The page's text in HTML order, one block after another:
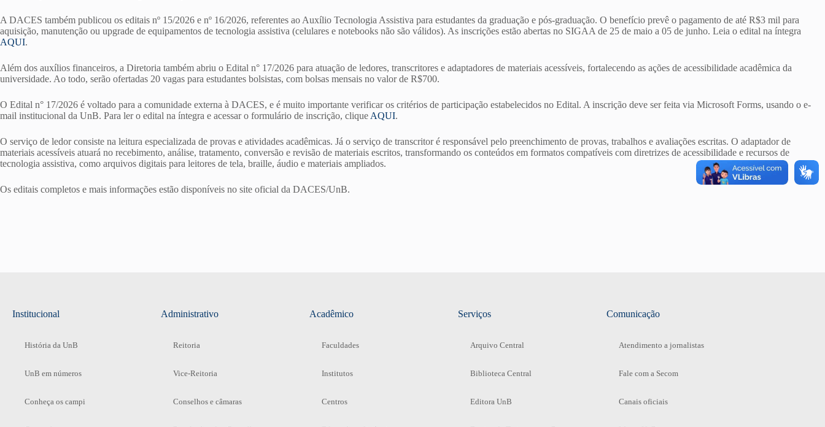
A DACES também publicou os editais nº 15/2026 e nº 16/2026, referentes ao Auxílio Tecnologia Assistiva para estudantes da graduação e pós-graduação. O benefício prevê o pagamento de até R$3 mil para
aquisição, manutenção ou upgrade de equipamentos de tecnologia assistiva (celulares e notebooks não são válidos). As inscrições estão abertas no SIGAA de 25 de maio a 05 de junho. Leia o edital na íntegra
AQUI.
Além dos auxílios financeiros, a Diretoria também abriu o Edital n° 17/2026 para atuação de ledores, transcritores e adaptadores de materiais acessíveis, fortalecendo as ações de acessibilidade acadêmica da
universidade. Ao todo, serão ofertadas 20 vagas para estudantes bolsistas, com bolsas mensais no valor de R$700.
O Edital n° 17/2026 é voltado para a comunidade externa à DACES, e é muito importante verificar os critérios de participação estabelecidos no Edital. A inscrição deve ser feita via Microsoft Forms, usando o e-
mail institucional da UnB. Para ler o edital na íntegra e acessar o formulário de inscrição, clique AQUI.
O serviço de ledor consiste na leitura especializada de provas e atividades acadêmicas. Já o serviço de transcritor é responsável pelo preenchimento de provas, trabalhos e avaliações escritas. O adaptador de
materiais acessíveis atuará no recebimento, análise, tratamento, conversão e revisão de materiais escritos, transformando os conteúdos em formatos compatíveis com diretrizes de acessibilidade e recursos de
tecnologia assistiva, como arquivos digitais para leitores de tela, braille, áudio e materiais ampliados.
Os editais completos e mais informações estão disponíveis no site oficial da DACES/UnB.
Institucional
História da UnB
UnB em números
Conheça os campi
Administrativo
Reitoria
Vice-Reitoria
Conselhos e câmaras
Acadêmico
Faculdades
Institutos
Centros
Serviços
Arquivo Central
Biblioteca Central
Editora UnB
Comunicação
Atendimento a jornalistas
Fale com a Secom
Canais oficiais